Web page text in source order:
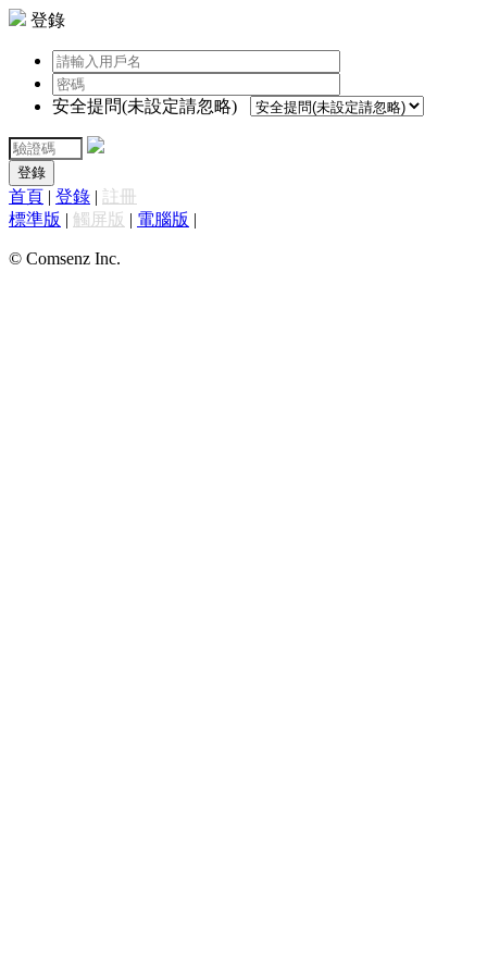
登錄
安全提問(未設定請忽略)
登錄
首頁 | 登錄 | 註冊
標準版 | 觸屏版 | 電腦版 |
© Comsenz Inc.